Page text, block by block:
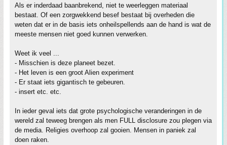
Als er inderdaad baanbrekend, niet te weerleggen materiaal
bestaat. Of een zorgwekkend besef bestaat bij overheden die
weten dat er in de basis iets onheilspellends aan de hand is wat de
meeste mensen niet goed kunnen verwerken.
Weet ik veel ...
- Misschien is deze planeet bezet.
- Het leven is een groot Alien experiment
- Er staat iets gigantisch te gebeuren.
- insert etc. etc.
In ieder geval iets dat grote psychologische veranderingen in de
wereld zal teweeg brengen als men FULL disclosure zou plegen via
de media. Religies overhoop zal gooien. Mensen in paniek zal
doen raken.